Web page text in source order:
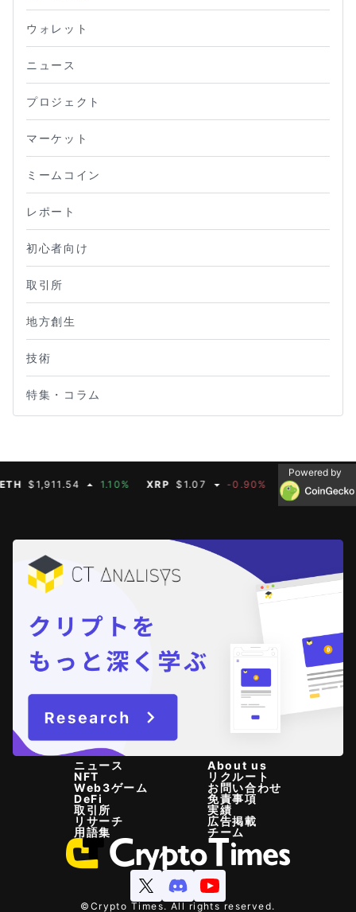
ウォレット
ニュース
プロジェクト
マーケット
ミームコイン
レポート
初心者向け
取引所
地方創生
技術
特集・コラム
$1,911.54 1.10% XRP $1.07 -0.90% BNB $600.32
Powered by
ニュース
NFT
Web3ゲーム
DeFi
取引所
リサーチ
用語集
About us
リクルート
お問い合わせ
免責事項
実績
広告掲載
チーム
©Crypto Times. All rights reserved.